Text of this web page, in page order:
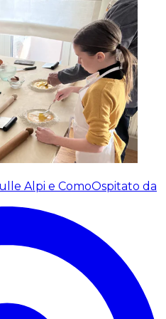
Alpi e ComoOspitato da